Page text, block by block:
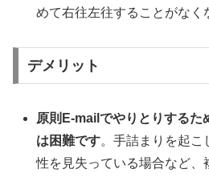
めて右往左往することがなく
デメリット
原則E-mailでやりとりするた
は困難です。手詰まりを起こ
性を見失っている場合など、